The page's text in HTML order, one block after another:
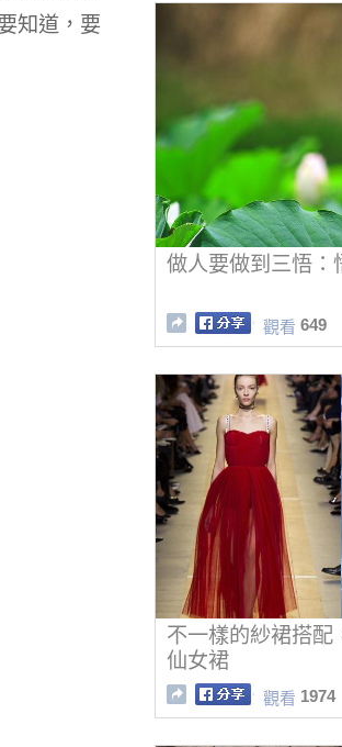
知道，要
做人要做到三悟：
觀看 649
不一樣的紗裙搭配
仙女裙
觀看 1974